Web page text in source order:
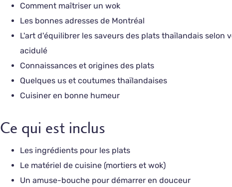
Comment maîtriser un wok
Les bonnes adresses de Montréal
L'art d'équilibrer les saveurs des plats thaïlandais selon
acidulé
Connaissances et origines des plats
Quelques us et coutumes thaïlandaises
Cuisiner en bonne humeur
Ce qui est inclus
Les ingrédients pour les plats
Le matériel de cuisine (mortiers et wok)
Un amuse-bouche pour démarrer en douceur